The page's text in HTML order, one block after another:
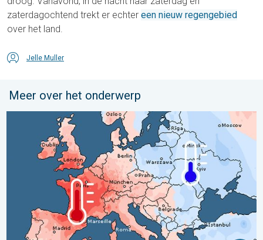
zaterdagochtend trekt er echter een nieuw regengebied
over het land.
Jelle Muller
Meer over het onderwerp
Grote weersverschillen in juli. Tweedeling Europa. . .